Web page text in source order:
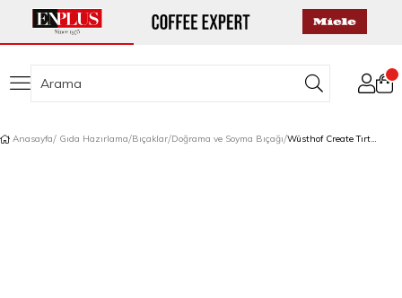
Anasayfa Gıda Hazırlama Bıçaklar Doğrama ve Soyma Bıçağı Wüsthof Create Tırtıklı Soyma Bıçağı 10 cm Mavi